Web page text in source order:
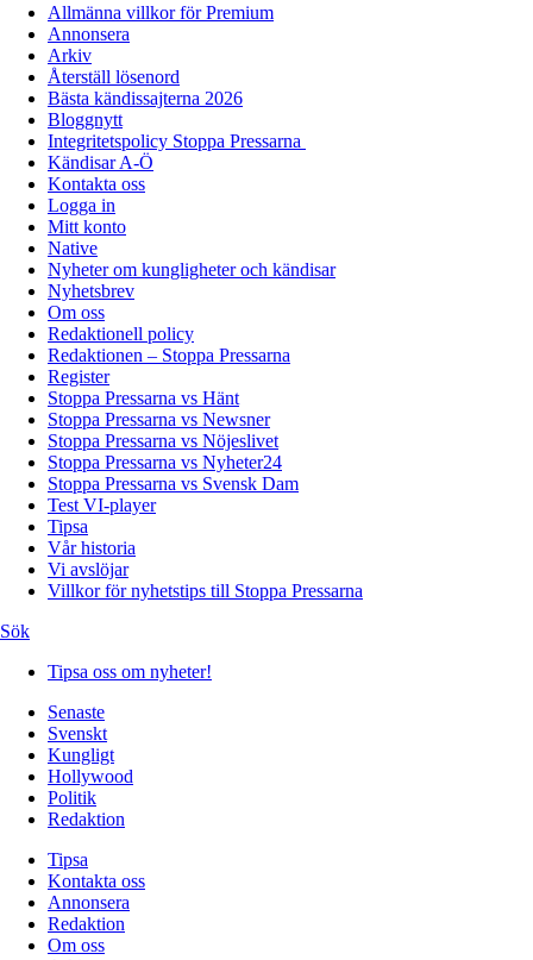
Allmänna villkor för Premium
Annonsera
Arkiv
Återställ lösenord
Bästa kändissajterna 2026
Bloggnytt
Integritetspolicy Stoppa Pressarna
Kändisar A-Ö
Kontakta oss
Logga in
Mitt konto
Native
Nyheter om kungligheter och kändisar
Nyhetsbrev
Om oss
Redaktionell policy
Redaktionen – Stoppa Pressarna
Register
Stoppa Pressarna vs Hänt
Stoppa Pressarna vs Newsner
Stoppa Pressarna vs Nöjeslivet
Stoppa Pressarna vs Nyheter24
Stoppa Pressarna vs Svensk Dam
Test VI-player
Tipsa
Vår historia
Vi avslöjar
Villkor för nyhetstips till Stoppa Pressarna
Sök
Tipsa oss om nyheter!
Senaste
Svenskt
Kungligt
Hollywood
Politik
Redaktion
Tipsa
Kontakta oss
Annonsera
Redaktion
Om oss